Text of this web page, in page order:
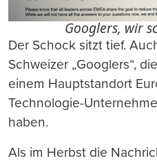
Googlers, wir
Der Schock sitzt tief.
Schweizer „Googlers“,
einem Hauptstandort
Technologie-
haben.
Als im Herbst die